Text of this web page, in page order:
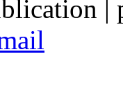
|